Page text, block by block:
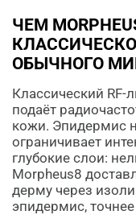
ЧЕМ
ОБЫЧНОГО
Классический RF-
подаёт
кожи. Эпидермис
ограничивает
глубокие слои:
Morpheus8
дерму через
эпидермис,